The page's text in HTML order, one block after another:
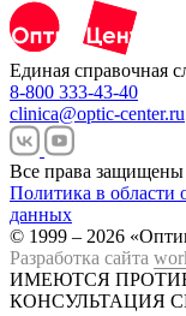
Единая справочная
8-800 333-43-40
clinica@optic-center.ru
Все права защищены
Политика в области
данных
© 1999 – 2026
Разработка сайта
ИМЕЮТСЯ
КОНСУЛЬТАЦИЯ